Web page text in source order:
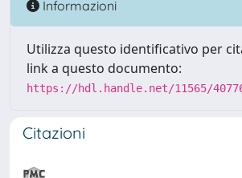
Informazioni
Utilizza questo identificativo per
link a questo documento:
https://hdl.handle.net/11565/
Citazioni